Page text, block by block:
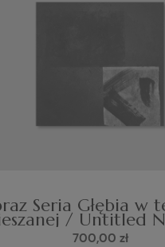
Seria Głębia w
/ Untitled
700,00 zł